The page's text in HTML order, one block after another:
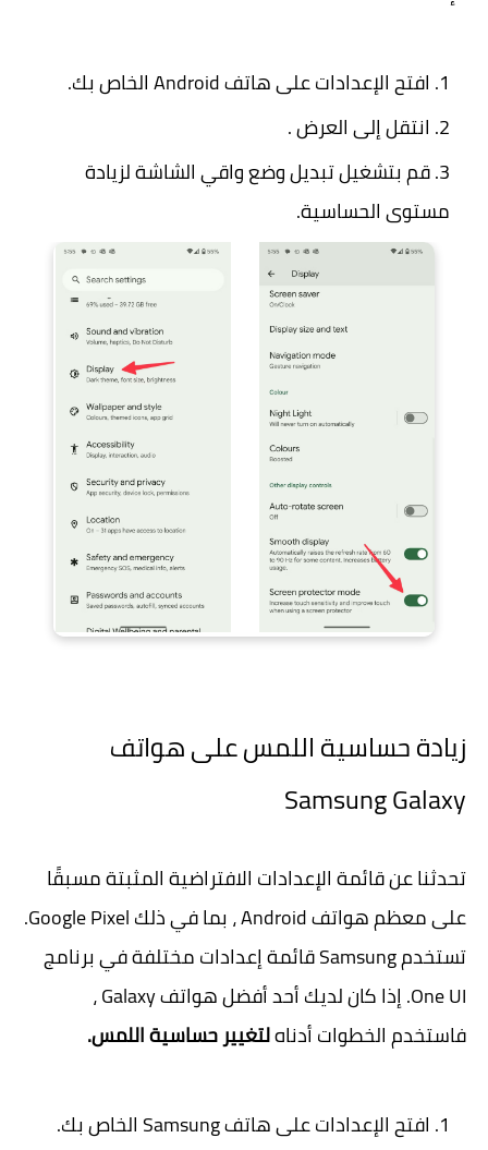
افتح الإعدادات على هاتف Android الخاص بك.
انتقل إلى العرض .
قم بتشغيل تبديل وضع واقي الشاشة لزيادة
مستوى الحساسية.
زيادة حساسية اللمس على هواتف
Samsung Galaxy
تحدثنا عن قائمة الإعدادات الافتراضية المثبتة مسبقًا
على معظم هواتف Android ، بما في ذلك Google Pixel.
تستخدم Samsung قائمة إعدادات مختلفة في برنامج
One UI. إذا كان لديك أحد أفضل هواتف Galaxy ،
فاستخدم الخطوات أدناهلتغيير حساسية اللمس.
افتح الإعدادات على هاتف Samsung الخاص بك.